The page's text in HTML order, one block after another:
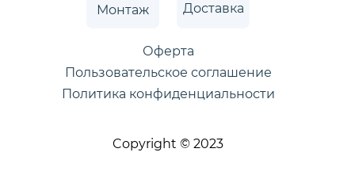
Оферта
Пользовательское соглашение
Политика конфиденциальности
Copyright © 2023
Монтаж Доставка